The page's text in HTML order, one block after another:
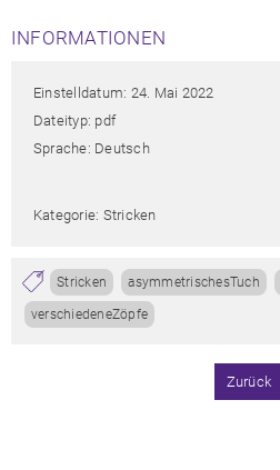
INFORMATIONEN
Einstelldatum: 24. Mai 2022
Dateityp: pdf
Sprache: Deutsch
Kategorie: Stricken
Stricken asymmetrischesTuch
verschiedeneZöpfe
Zurück